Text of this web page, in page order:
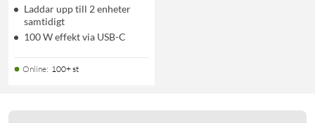
Laddar upp till 2 enheter
samtidigt
100 W effekt via USB-C
Online: 100+ st